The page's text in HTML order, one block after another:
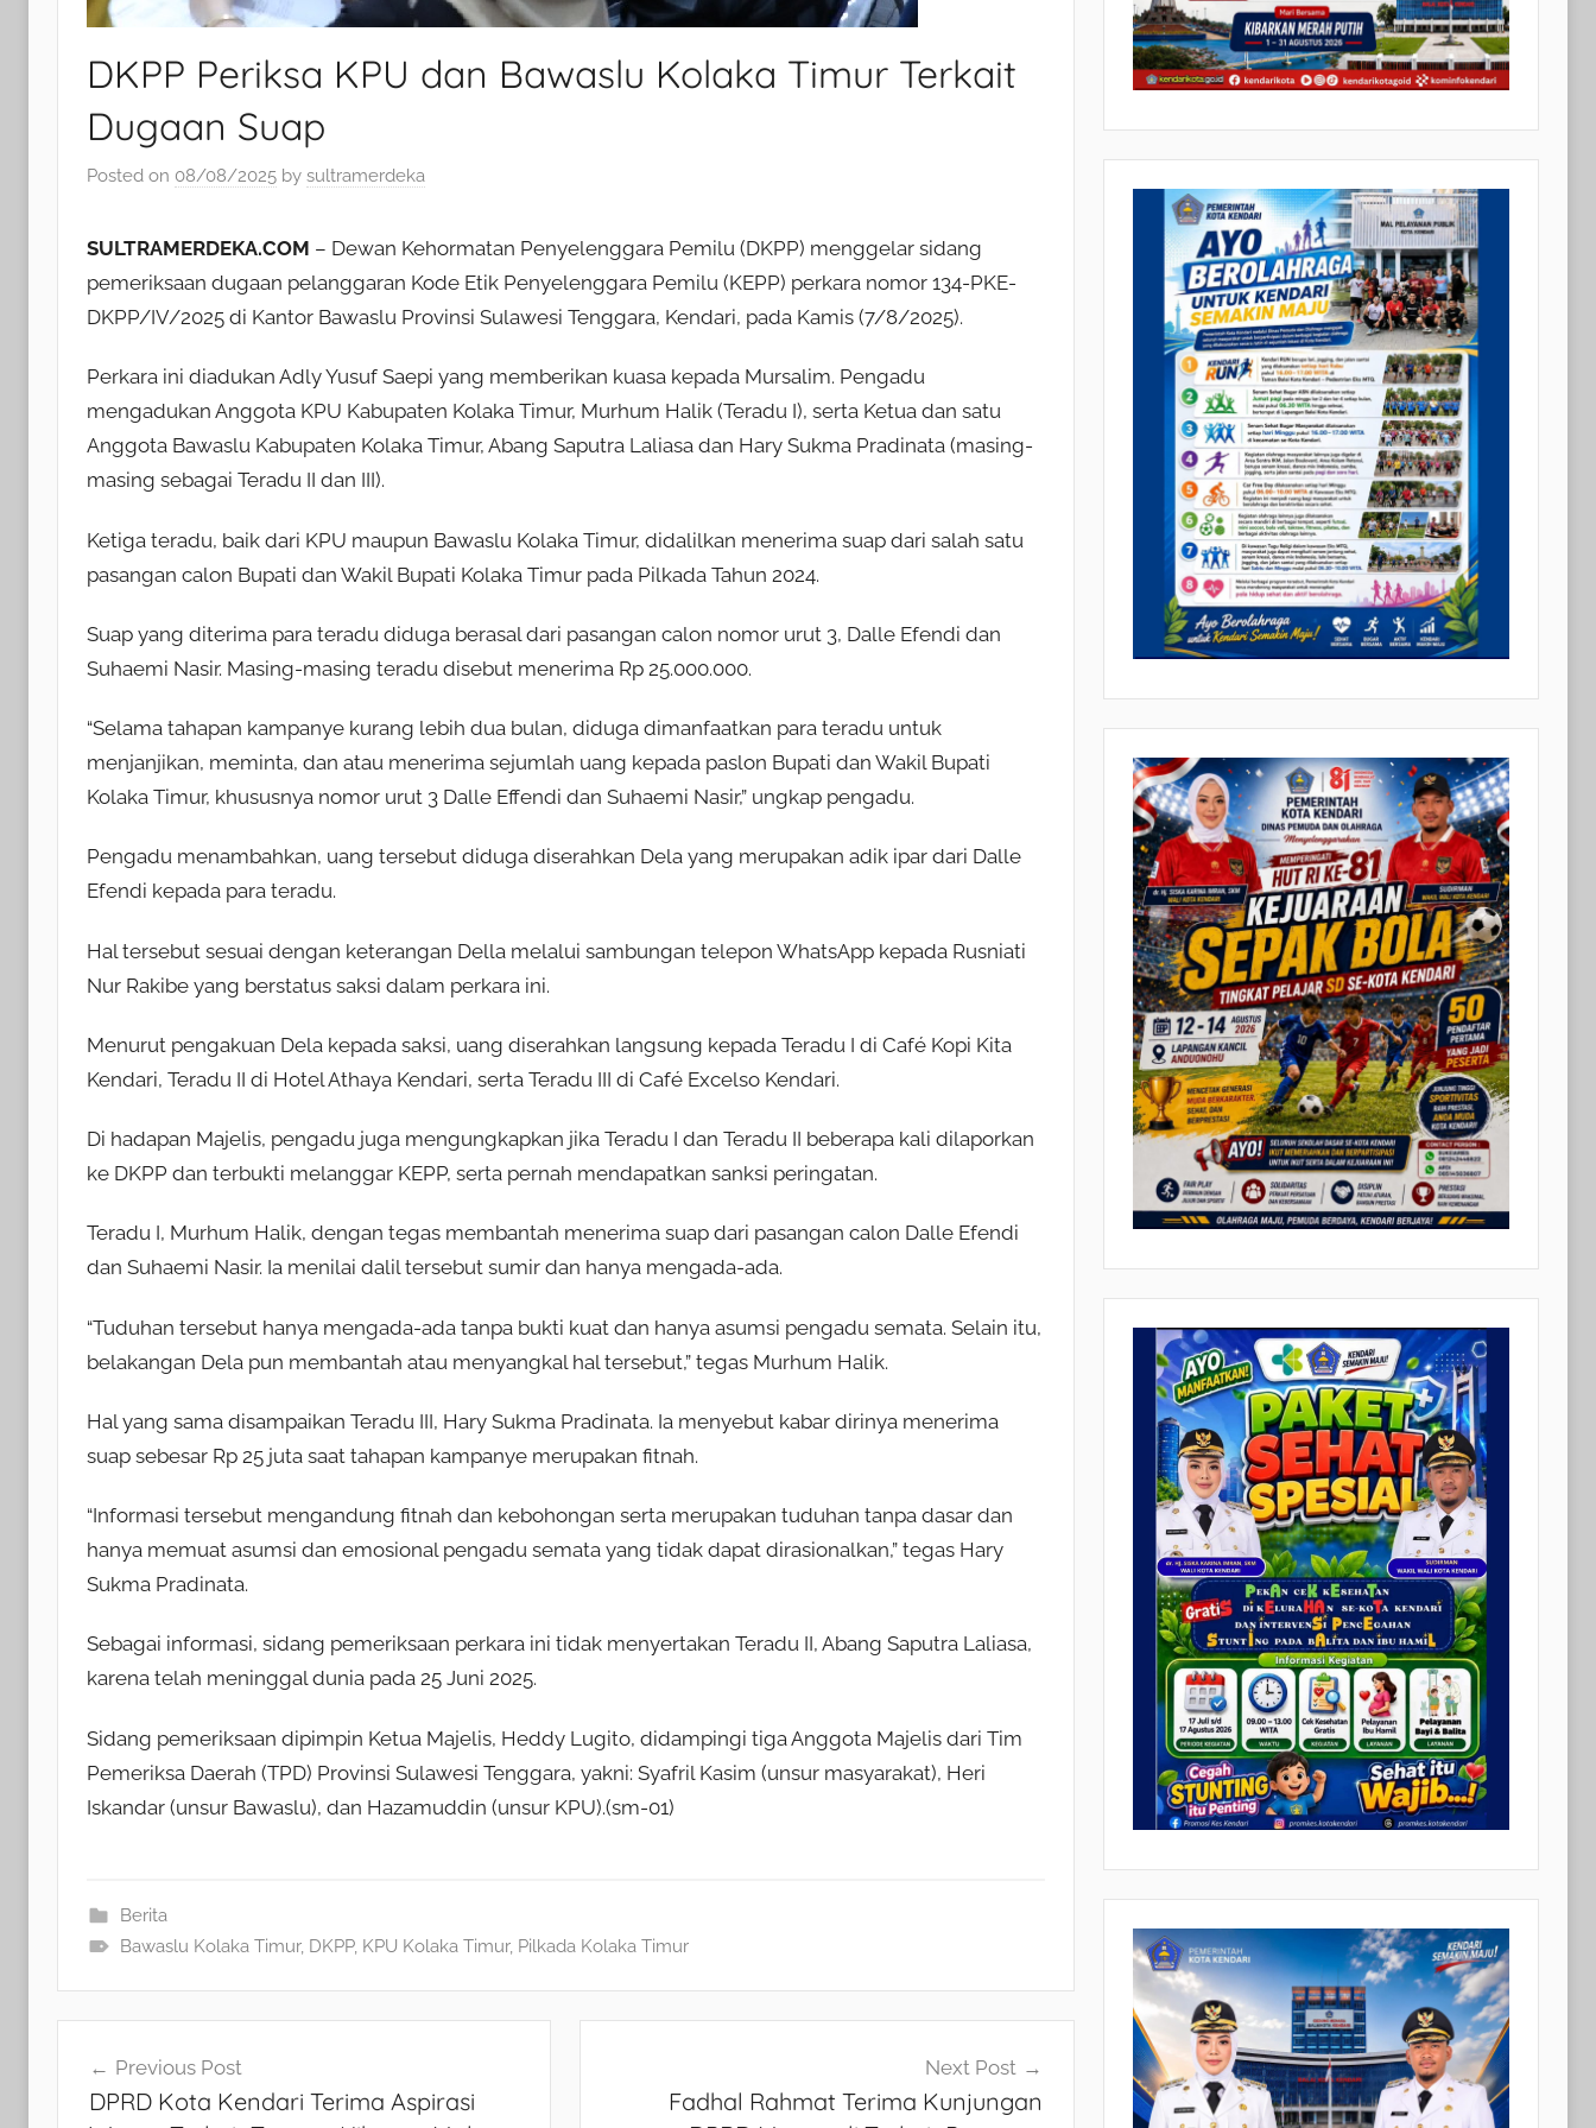
DKPP Periksa KPU dan Bawaslu Kolaka Timur Terkait
Dugaan Suap
Posted on 08/08/2025 by sultramerdeka
SULTRAMERDEKA.COM – Dewan Kehormatan Penyelenggara Pemilu (DKPP) menggelar sidang
pemeriksaan dugaan pelanggaran Kode Etik Penyelenggara Pemilu (KEPP) perkara nomor 134-PKE-
DKPP/IV/2025 di Kantor Bawaslu Provinsi Sulawesi Tenggara, Kendari, pada Kamis (7/8/2025).
Perkara ini diadukan Adly Yusuf Saepi yang memberikan kuasa kepada Mursalim. Pengadu
mengadukan Anggota KPU Kabupaten Kolaka Timur, Murhum Halik (Teradu I), serta Ketua dan satu
Anggota Bawaslu Kabupaten Kolaka Timur, Abang Saputra Laliasa dan Hary Sukma Pradinata (masing-
masing sebagai Teradu II dan III).
Ketiga teradu, baik dari KPU maupun Bawaslu Kolaka Timur, didalilkan menerima suap dari salah satu
pasangan calon Bupati dan Wakil Bupati Kolaka Timur pada Pilkada Tahun 2024.
Suap yang diterima para teradu diduga berasal dari pasangan calon nomor urut 3, Dalle Efendi dan
Suhaemi Nasir. Masing-masing teradu disebut menerima Rp 25.000.000.
“Selama tahapan kampanye kurang lebih dua bulan, diduga dimanfaatkan para teradu untuk
menjanjikan, meminta, dan atau menerima sejumlah uang kepada paslon Bupati dan Wakil Bupati
Kolaka Timur, khususnya nomor urut 3 Dalle Effendi dan Suhaemi Nasir,” ungkap pengadu.
Pengadu menambahkan, uang tersebut diduga diserahkan Dela yang merupakan adik ipar dari Dalle
Efendi kepada para teradu.
Hal tersebut sesuai dengan keterangan Della melalui sambungan telepon WhatsApp kepada Rusniati
Nur Rakibe yang berstatus saksi dalam perkara ini.
Menurut pengakuan Dela kepada saksi, uang diserahkan langsung kepada Teradu I di Café Kopi Kita
Kendari, Teradu II di Hotel Athaya Kendari, serta Teradu III di Café Excelso Kendari.
Di hadapan Majelis, pengadu juga mengungkapkan jika Teradu I dan Teradu II beberapa kali dilaporkan
ke DKPP dan terbukti melanggar KEPP, serta pernah mendapatkan sanksi peringatan.
Teradu I, Murhum Halik, dengan tegas membantah menerima suap dari pasangan calon Dalle Efendi
dan Suhaemi Nasir. Ia menilai dalil tersebut sumir dan hanya mengada-ada.
“Tuduhan tersebut hanya mengada-ada tanpa bukti kuat dan hanya asumsi pengadu semata. Selain itu,
belakangan Dela pun membantah atau menyangkal hal tersebut,” tegas Murhum Halik.
Hal yang sama disampaikan Teradu III, Hary Sukma Pradinata. Ia menyebut kabar dirinya menerima
suap sebesar Rp 25 juta saat tahapan kampanye merupakan fitnah.
“Informasi tersebut mengandung fitnah dan kebohongan serta merupakan tuduhan tanpa dasar dan
hanya memuat asumsi dan emosional pengadu semata yang tidak dapat dirasionalkan,” tegas Hary
Sukma Pradinata.
Sebagai informasi, sidang pemeriksaan perkara ini tidak menyertakan Teradu II, Abang Saputra Laliasa,
karena telah meninggal dunia pada 25 Juni 2025.
Sidang pemeriksaan dipimpin Ketua Majelis, Heddy Lugito, didampingi tiga Anggota Majelis dari Tim
Pemeriksa Daerah (TPD) Provinsi Sulawesi Tenggara, yakni: Syafril Kasim (unsur masyarakat), Heri
Iskandar (unsur Bawaslu), dan Hazamuddin (unsur KPU).(sm-01)
Berita
Bawaslu Kolaka Timur, DKPP, KPU Kolaka Timur, Pilkada Kolaka Timur
Navigasi
pos
Previous Post
DPRD Kota Kendari Terima Aspirasi
Next Post
Fadhal Rahmat Terima Kunjungan